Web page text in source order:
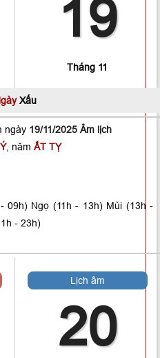
19
Tháng 11
Xấu
ngày 19/11/2025 Âm lịch
, năm ẤT TỴ
09h) Ngọ (11h - 13h) Mùi (13h -
- 23h)
Lịch âm
20